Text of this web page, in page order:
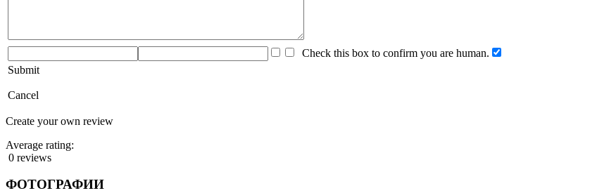
Check this box to confirm you are human.
Submit
Cancel
Create your own review
Average rating:
0 reviews
ФОТОГРАФИИ